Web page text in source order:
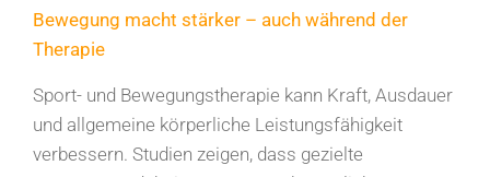
Bewegung macht stärker – auch während der
Therapie
Sport- und Bewegungstherapie kann Kraft, Ausdauer
und allgemeine körperliche Leistungsfähigkeit
verbessern. Studien zeigen, dass gezielte